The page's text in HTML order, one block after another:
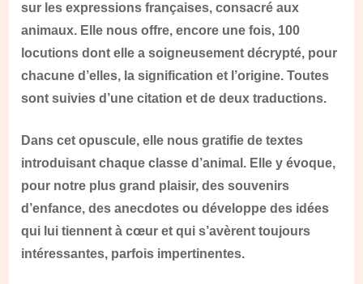
sur les expressions françaises, consacré aux
animaux. Elle nous offre, encore une fois, 100
locutions dont elle a soigneusement décrypté, pour
chacune d’elles, la signification et l’origine. Toutes
sont suivies d’une citation et de deux traductions.
Dans cet opuscule, elle nous gratifie de textes
introduisant chaque classe d’animal. Elle y évoque,
pour notre plus grand plaisir, des souvenirs
d’enfance, des anecdotes ou développe des idées
qui lui tiennent à cœur et qui s’avèrent toujours
intéressantes, parfois impertinentes.